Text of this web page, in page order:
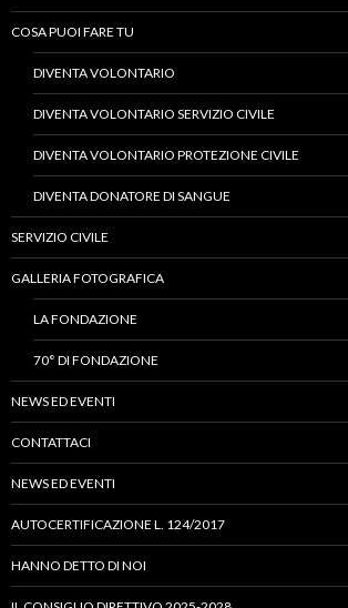
COSA PUOI FARE TU
DIVENTA VOLONTARIO
DIVENTA VOLONTARIO SERVIZIO CIVILE
DIVENTA VOLONTARIO PROTEZIONE CIVILE
DIVENTA DONATORE DI SANGUE
SERVIZIO CIVILE
GALLERIA FOTOGRAFICA
LA FONDAZIONE
70° DI FONDAZIONE
NEWS ED EVENTI
CONTATTACI
NEWS ED EVENTI
AUTOCERTIFICAZIONE L. 124/2017
HANNO DETTO DI NOI